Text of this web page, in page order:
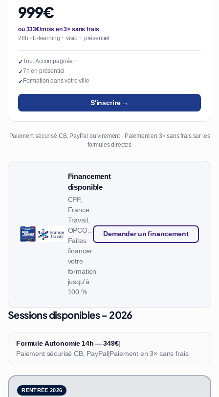
999€
ou 333€/mois en 3× sans frais
28h · E-learning + visio + présentiel
✓Tout Accompagnée +
✓7h en présentiel
✓Formation dans votre ville
S'inscrire →
Paiement sécurisé CB, PayPal ou virement · Paiement en 3× sans frais sur les
formules directes
Financement
disponible
CPF,
France
Travail,
OPCO…
Faites
financer
votre
formation
jusqu'à
100 %
Demander un financement
Sessions disponibles – 2026
Formule Autonomie 14h — 349€|
Paiement sécurisé CB, PayPal|Paiement en 3× sans frais
RENTRÉE 2026